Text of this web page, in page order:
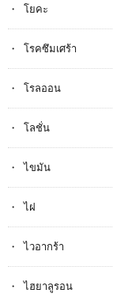
โยคะ
โรคซึมเศร้า
โรลออน
โลชั่น
ไขมัน
ไฝ
ไวอากร้า
ไฮยาลูรอน